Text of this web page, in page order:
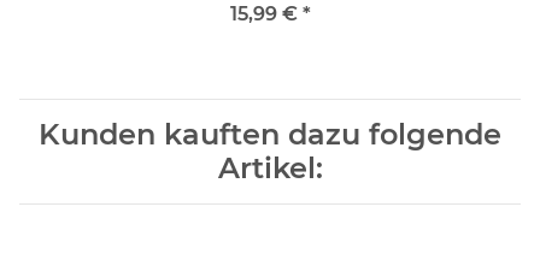
15,99 € *
Kunden kauften dazu folgende
Artikel: